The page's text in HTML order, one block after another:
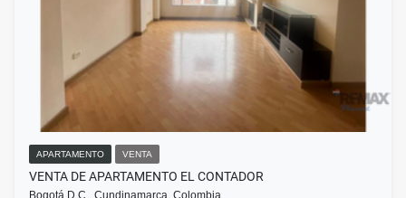
APARTAMENTO VENTA
VENTA DE APARTAMENTO EL CONTADOR
Bogotá D.C., Cundinamarca, Colombia